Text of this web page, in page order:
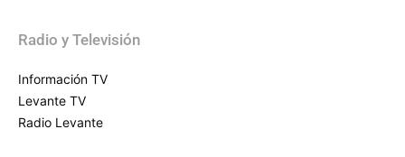
Radio y Televisión
Información TV
Levante TV
Radio Levante